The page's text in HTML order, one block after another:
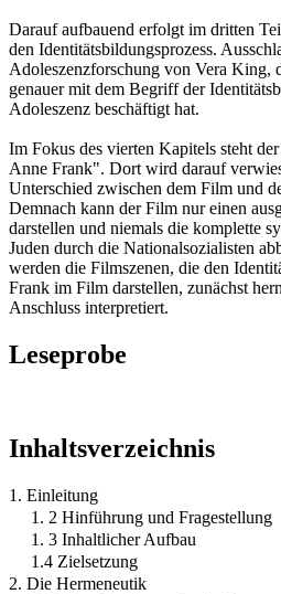
Darauf aufbauend erfolgt im dritten
den Identitätsbildungsprozess.
Adoleszenzforschung von Vera King,
genauer mit dem Begriff der
Adoleszenz beschäftigt hat.
Im Fokus des vierten Kapitels steht
Anne Frank". Dort wird darauf
Unterschied zwischen dem Film und
Demnach kann der Film nur einen
darstellen und niemals die komplette
Juden durch die Nationalsozialisten
werden die Filmszenen, die den
Frank im Film darstellen, zunächst
Anschluss interpretiert.
Leseprobe
Inhaltsverzeichnis
1. Einleitung
1. 2 Hinführung und Fragestellung
1. 3 Inhaltlicher Aufbau
1.4 Zielsetzung
2. Die Hermeneutik